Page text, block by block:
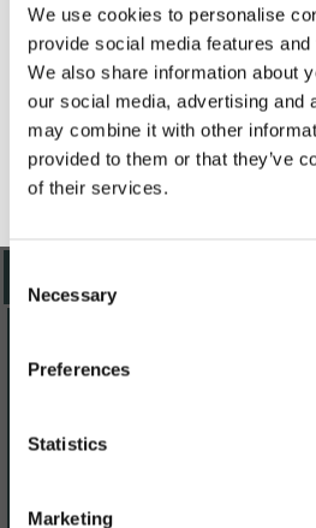
We use cookies to personalise
provide social media features
We also share information about
our social media, advertising and
may combine it with other
provided to them or that they’ve
of their services.
Selection
Necessary
Preferences
Statistics
Marketing
Das Boot steht Ihnen während Ihres
Verfügung, mit Heizung und Toiletten,
sollte.
Verkauf von Kaffee, Snacks, Softdrinks,